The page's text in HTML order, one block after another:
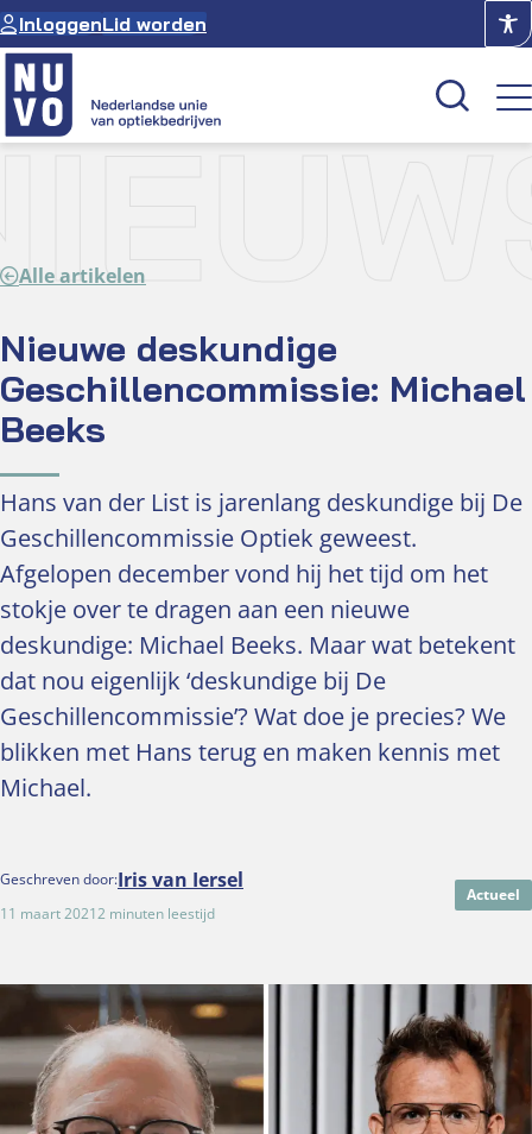
Ga
naar
de
inhoud
InloggenLid worden
Over NUVO
Optiekcentrum
Alle artikelen
Nieuwe deskundige
Geschillencommissie: Michael
Beeks
Hans van der List is jarenlang deskundige bij De
Geschillencommissie Optiek geweest.
Afgelopen december vond hij het tijd om het
stokje over te dragen aan een nieuwe
deskundige: Michael Beeks. Maar wat betekent
dat nou eigenlijk ‘deskundige bij De
Geschillencommissie’? Wat doe je precies? We
blikken met Hans terug en maken kennis met
Michael.
Geschreven door:Iris van Iersel
11 maart 20212 minuten leestijd
Actueel